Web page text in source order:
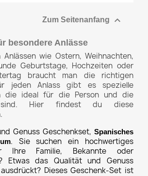
Zum Seitenanfang 
besondere Anlässe
Anlässen wie Ostern, Weihnachten,
Geburtstage, Hochzeiten oder
braucht man die richtigen
jeden Anlass gibt es spezielle
die ideal für die Person und die
sind. Hier findest du diese
Genuss Geschenkset, Spanisches
. Sie suchen ein hochwertiges
Ihre Familie, Bekannte oder
Etwas das Qualität und Genuss
Dieses Geschenk-Set ist